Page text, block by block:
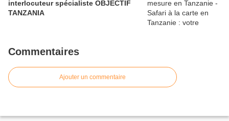
interlocuteur spécialiste OBJECTIF
TANZANIA
Commentaires
Ajouter un commentaire